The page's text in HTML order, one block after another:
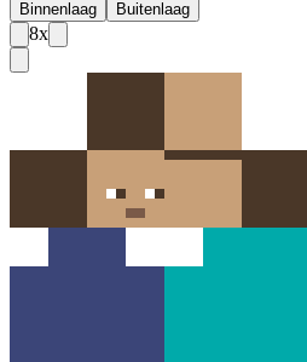
Binnenlaag Buitenlaag
8x